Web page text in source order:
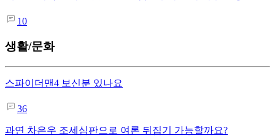
10
생활/문화
스파이더맨4 보신분 있나요
36
과연 차은우 조세심판으로 여론 뒤집기 가능할까요?